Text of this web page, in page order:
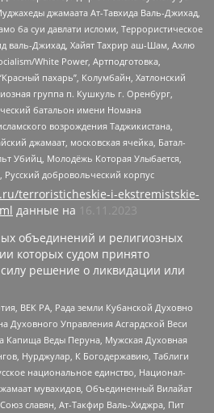
джамаата Ат-Тавхида Валь-Джихад,
ба суи давлати исломи, Террористическое
валь-Джихад, Хайят Тахрир аш-Шам, Ахлю
White Power, Артподготовка,
пахарь”, Колумбайн, Хатлонский
группа п. Кушкуль г. Оренбург,
батальон имени Номана
возрождения Таджикистана,
джамаат, московская ячейка, Батал-
Убийц, Молодёжь Которая Улыбается,
добровольческий корпус
terroristicheskie-i-ekstremistskie-
данные на
16.11.2023
объединений и религиозных
которых судом принято
решение о ликвидации или
ВЕК РА, Рада земли Кубанской Духовно
Управления Асгардской Веси
Капища Веды Перуна, Мужская Духовная
Нурджулар, К Богодержавию, Таблиги
национальное единство, Национал-
мувахидов, Объединенный Вилайат
славян, Ат-Такфир Валь-Хиджра, Пит